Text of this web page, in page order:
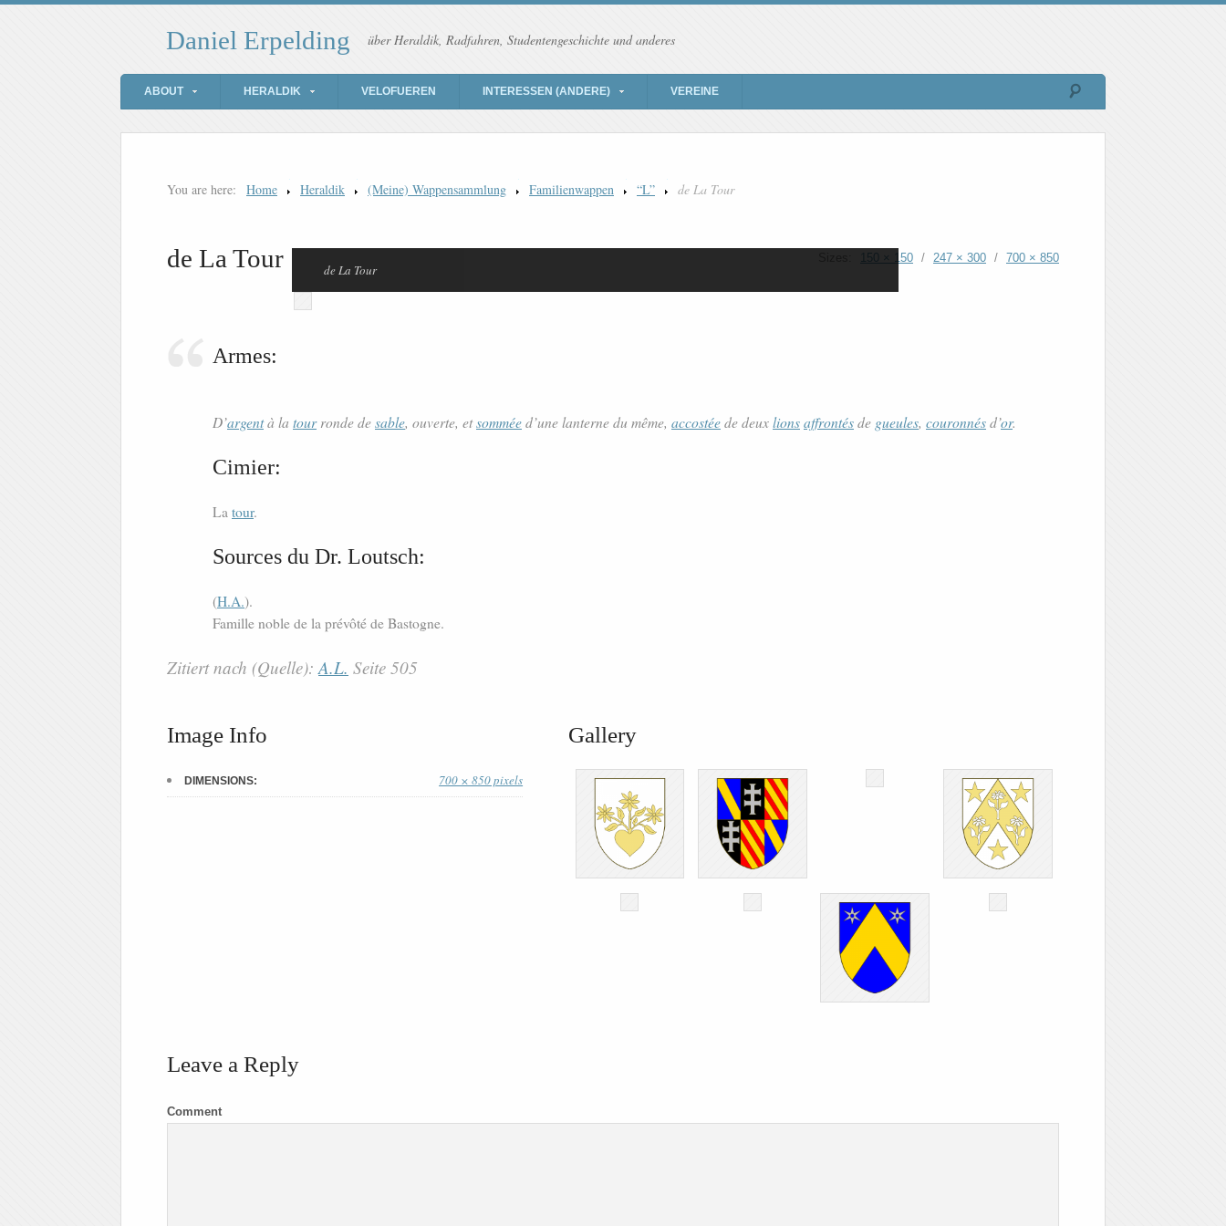
Daniel Erpelding über Heraldik, Radfahren, Studentengeschichte und anderes
ABOUT HERALDIK VELOFUEREN INTERESSEN (ANDERE) VEREINE
You are here: Home Heraldik (Meine) Wappensammlung Familienwappen “L” de La Tour
de La Tour 150 × 150 / 247 × 300 / 700 × 850
de La Tour
Armes:
D’argentà la tourronde desable, ouverte, etsomméed’une lanterne du même, accostéede deuxlionsaffrontésde gueules, couronnésd’or.
Cimier:
La tour.
Sources du Dr. Loutsch:
(H.A.).
Famille noble de la prévôté de Bastogne.
Zitiert nach (Quelle):A.L. Seite 505
Image Info
DIMENSIONS: 700 × 850 pixels
Gallery
Leave a Reply
Comment